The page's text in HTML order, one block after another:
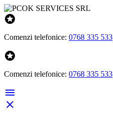

Comenzi telefonice: 0768 335 533

Comenzi telefonice: 0768 335 533

